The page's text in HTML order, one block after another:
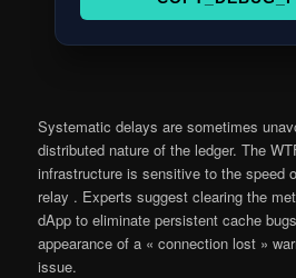
Systematic delays are sometimes
distributed nature of the ledger. The
infrastructure is sensitive to the speed
relay . Experts suggest clearing the
dApp to eliminate persistent cache
appearance of a « connection lost »
issue.